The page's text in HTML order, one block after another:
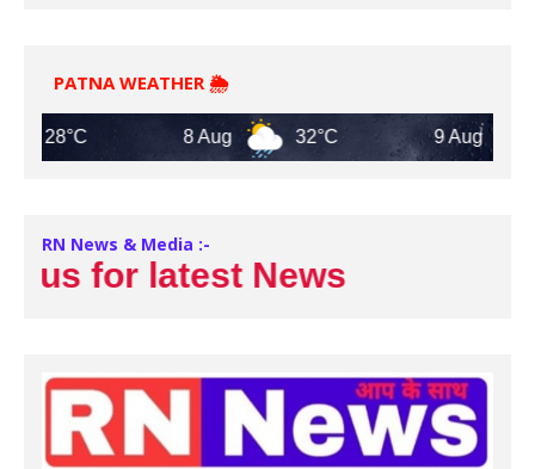
PATNA WEATHER 🌦️
8 Aug 32°C 9 Aug
RN News & Media :-
for latest News